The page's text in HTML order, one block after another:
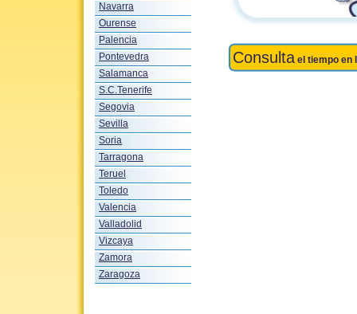
Navarra
Ourense
Palencia
Pontevedra
Salamanca
S.C.Tenerife
Segovia
Sevilla
Soria
Tarragona
Teruel
Toledo
Valencia
Valladolid
Vizcaya
Zamora
Zaragoza
Consulta el tiempo en